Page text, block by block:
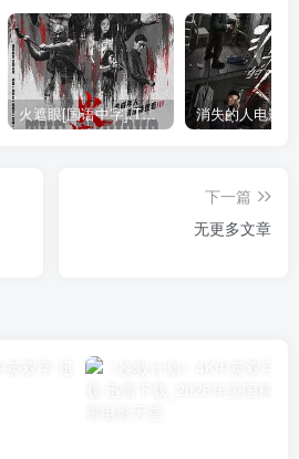
火遮眼[国语中字].The.Furious.2026.1080p+2160p高清下载
下一篇
无更多文章